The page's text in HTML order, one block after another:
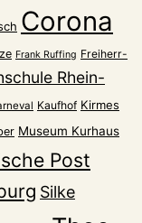
Corona
Frank Ruffing Freiherr-
Rhein-
Kaufhof Kirmes
Museum Kurhaus
Post
Silke